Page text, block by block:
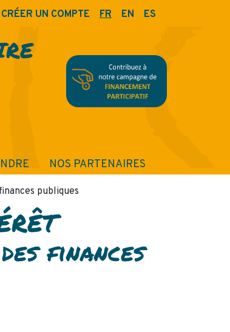
CRÉER UN COMPTE FR EN ES
NOS PARTENAIRES
publiques
finances